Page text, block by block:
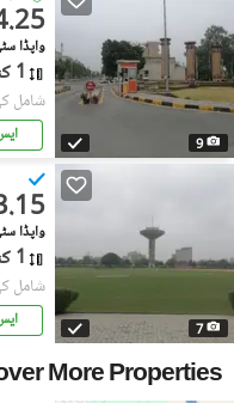
9
4.25
واپڈا
1 کنال
شامل کی:4
7
3.15
واپڈا
1 کنال
شامل کی:1
More Properties